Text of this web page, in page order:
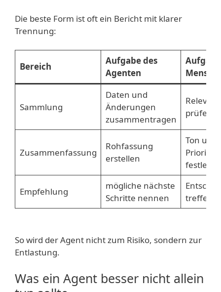
Die beste Form ist oft ein Bericht mit klarer
Trennung:
Bereich
Aufgabe des
Agenten
Sammlung
Daten und
Änderungen
zusammentragen
Relevanz
prüfen
Zusammenfassung
Rohfassung
erstellen
Ton und
Priorität
Empfehlung
mögliche nächste
Schritte nennen
treffen
So wird der Agent nicht zum Risiko, sondern zur
Entlastung.
Was ein Agent besser nicht allein